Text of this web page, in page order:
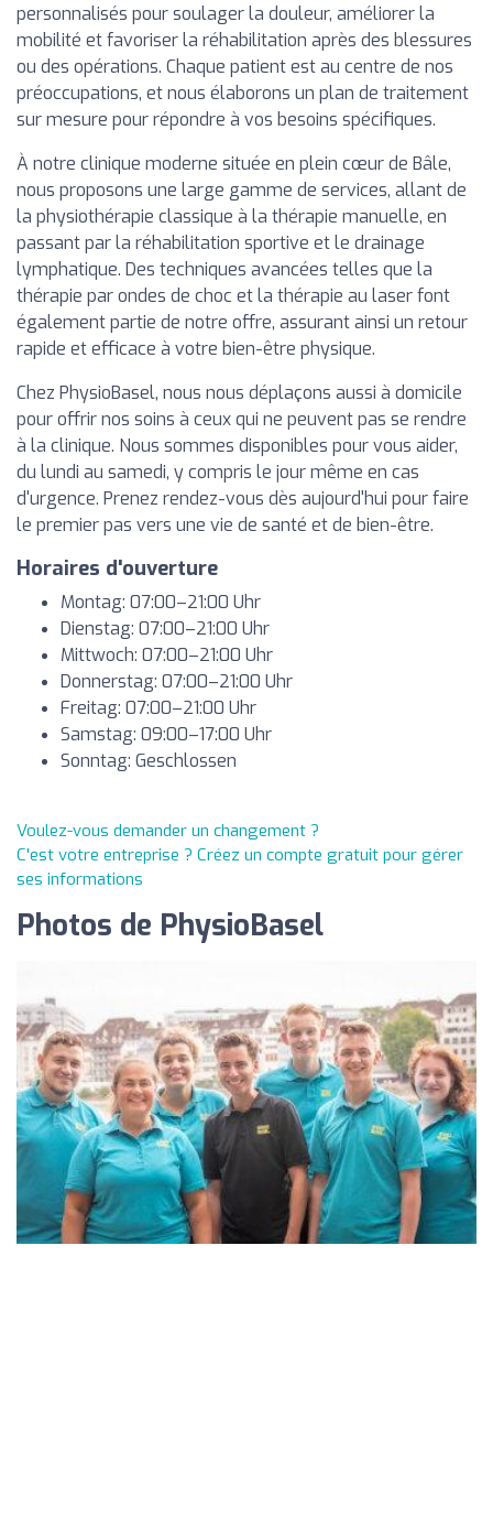
personnalisés pour soulager la douleur, améliorer la
mobilité et favoriser la réhabilitation après des blessures
ou des opérations. Chaque patient est au centre de nos
préoccupations, et nous élaborons un plan de traitement
sur mesure pour répondre à vos besoins spécifiques.
À notre clinique moderne située en plein cœur de Bâle,
nous proposons une large gamme de services, allant de
la physiothérapie classique à la thérapie manuelle, en
passant par la réhabilitation sportive et le drainage
lymphatique. Des techniques avancées telles que la
thérapie par ondes de choc et la thérapie au laser font
également partie de notre offre, assurant ainsi un retour
rapide et efficace à votre bien-être physique.
Chez PhysioBasel, nous nous déplaçons aussi à domicile
pour offrir nos soins à ceux qui ne peuvent pas se rendre
à la clinique. Nous sommes disponibles pour vous aider,
du lundi au samedi, y compris le jour même en cas
d'urgence. Prenez rendez-vous dès aujourd'hui pour faire
le premier pas vers une vie de santé et de bien-être.
Horaires d'ouverture
Montag: 07:00–21:00 Uhr
Dienstag: 07:00–21:00 Uhr
Mittwoch: 07:00–21:00 Uhr
Donnerstag: 07:00–21:00 Uhr
Freitag: 07:00–21:00 Uhr
Samstag: 09:00–17:00 Uhr
Sonntag: Geschlossen
Voulez-vous demander un changement ?
C'est votre entreprise ? Créez un compte gratuit pour gérer
ses informations
Photos de PhysioBasel